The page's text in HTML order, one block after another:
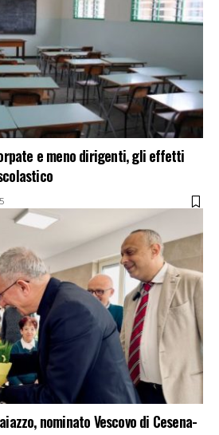
e meno dirigenti, gli effetti
nominato Vescovo di Cesena-